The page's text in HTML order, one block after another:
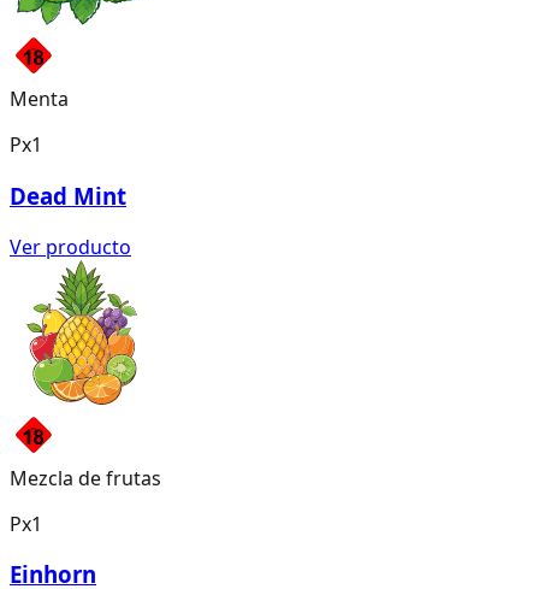
Menta
Px1
Dead Mint
Ver producto
Mezcla de frutas
Px1
Einhorn